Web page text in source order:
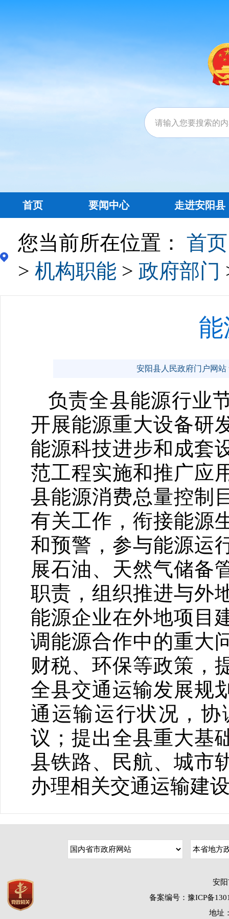
首页 要闻中心 走进安阳县
您当前所在位置： 首页
> 机构职能 > 政府部门
安阳县人民政府门户网站
负责全县能源行业
开展能源重大设备研
能源科技进步和成套
范工程实施和推广应
县能源消费总量控制
有关工作，衔接能源
和预警，参与能源运
展石油、天然气储备
职责，组织推进与外
能源企业在外地项目
调能源合作中的重大
财税、环保等政策，
全县交通运输发展规
通运输运行状况，
议；提出全县重大基
县铁路、民航、城市
办理相关交通运输建
安
备案编号：豫ICP备
地址